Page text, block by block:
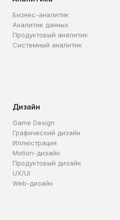
Бизнес-аналитик
Аналитик данных
Продуктовый аналитик
Системный аналитик
Дизайн
Game Design
Графический дизайн
Иллюстрация
Motion-дизайн
Продуктовый дизайн
UX/UI
Web-дизайн